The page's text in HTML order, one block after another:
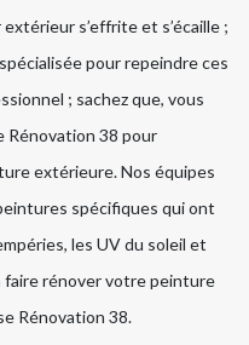
s’effrite et s’écaille ;
pour repeindre ces
; sachez que, vous
Rénovation 38 pour
extérieure. Nos équipes
spécifiques qui ont
les UV du soleil et
faire rénover votre peinture
Rénovation 38.